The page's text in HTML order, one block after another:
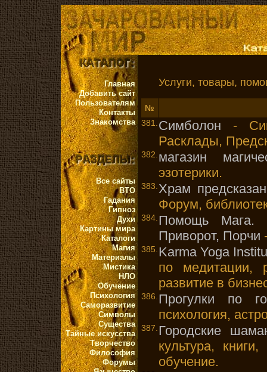
Главная
Добавить сайт
Пользователям
Контакты
Знакомства
Все сайты
ВТО
Гадания
Гипноз
Духи
Картины мира
Каталоги
Магия
Материалы
Мистика
НЛО
Обучение
Психология
Саморазвитие
Символы
Существа
Тайные искусства
Творчество
Философия
Форумы
Услуги, товары,
№
381. Симболон -
Расклады,
382. магазин
эзотерики.
383. Храм
Форум,
384. Помощь Мага.
Приворот, Порчи
385. Karma Yoga
по медитации,
развитие в
386. Прогулки по
психология,
387. Городские
культура,
обучение.